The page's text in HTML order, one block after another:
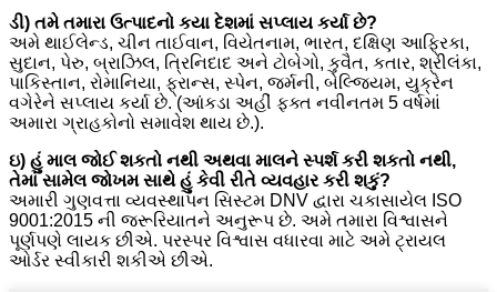
ડી) તમે તમારા ઉત્પાદનો કયા દેશમાં સપ્લાય કર્યા છે?
અમે થાઈલેન્ડ, ચીન તાઈવાન, વિયેતનામ, ભારત, દક્ષિણ આફ્રિકા,
સુદાન, પેરુ, બ્રાઝિલ, ત્રિનિદાદ અને ટોબેગો, કુવૈત, કતાર, શ્રીલંકા,
પાકિસ્તાન, રોમાનિયા, ફ્રાન્સ, સ્પેન, જર્મની, બેલ્જિયમ, યુક્રેન
વગેરેને સપ્લાય કર્યા છે. (આંકડા અહીં ફક્ત નવીનતમ 5 વર્ષમાં
અમારા ગ્રાહકોનો સમાવેશ થાય છે.).
ઇ) હું માલ જોઈ શકતો નથી અથવા માલને સ્પર્શ કરી શકતો નથી,
તેમાં સામેલ જોખમ સાથે હું કેવી રીતે વ્યવહાર કરી શકું?
અમારી ગુણવત્તા વ્યવસ્થાપન સિસ્ટમ DNV દ્વારા ચકાસાયેલ ISO
9001:2015 ની જરૂરિયાતને અનુરૂપ છે. અમે તમારા વિશ્વાસને
પૂર્ણપણે લાયક છીએ. પરસ્પર વિશ્વાસ વધારવા માટે અમે ટ્રાયલ
ઓર્ડર સ્વીકારી શકીએ છીએ.